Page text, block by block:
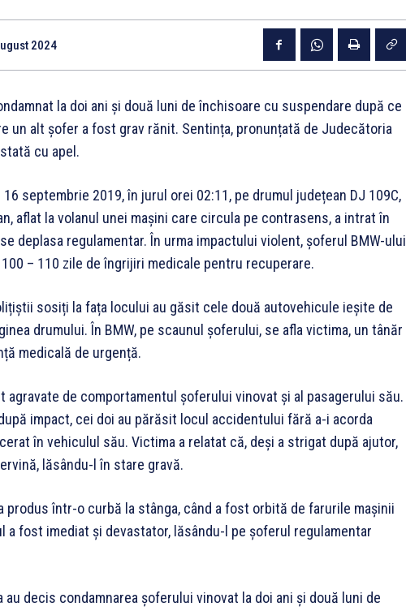
2024
la doi ani și două luni de închisoare cu suspendare după ce
un alt șofer a fost grav rănit. Sentința, pronunțată de Judecătoria
cu apel.
septembrie 2019, în jurul orei 02:11, pe drumul județean DJ 109C,
aflat la volanul unei mașini care circula pe contrasens, a intrat în
deplasa regulamentar. În urma impactului violent, șoferul BMW-ului
– 110 zile de îngrijiri medicale pentru recuperare.
sosiți la fața locului au găsit cele două autovehicule ieșite de
drumului. În BMW, pe scaunul șoferului, se afla victima, un tânăr
medicală de urgență.
de comportamentul șoferului vinovat și al pasagerului său.
impact, cei doi au părăsit locul accidentului fără a-i acorda
în vehiculul său. Victima a relatat că, deși a strigat după ajutor,
lăsându-l în stare gravă.
într-o curbă la stânga, când a fost orbită de farurile mașinii
a fost imediat și devastator, lăsându-l pe șoferul regulamentar
decis condamnarea șoferului vinovat la doi ani și două luni de